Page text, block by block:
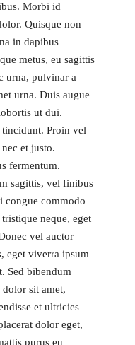
Morbi id
Quisque non
in dapibus
metus, eu sagittis
urna, pulvinar a
urna. Duis augue
ut dui.
tincidunt. Proin vel
et justo.
fermentum.
sagittis, vel finibus
congue commodo
neque, eget
vel auctor
eget viverra ipsum
Sed bibendum
sit amet,
et ultricies
dolor eget,
purus eu